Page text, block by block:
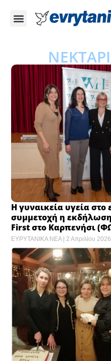
Η γυναικεία υγεία
συμμετοχή η
First στο Καρπενήσι
ΕΥΡΥΤΑΝΙΚΑ ΝΕΑ 2 Απριλίου 2026